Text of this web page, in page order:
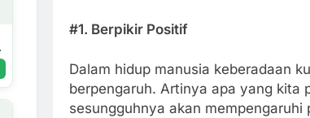
#1. Berpikir Positif
Dalam hidup manusia keberadaan
berpengaruh. Artinya apa yang kita
sesungguhnya akan